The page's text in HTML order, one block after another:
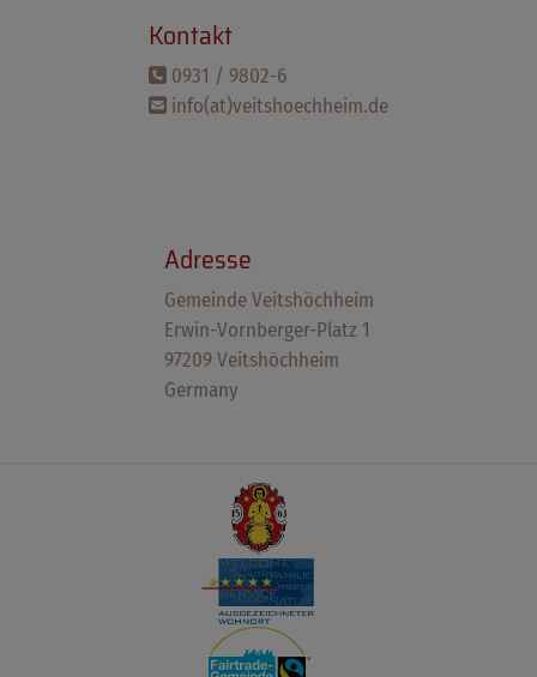
Kontakt
0931 / 9802-6
info(at)veitshoechheim.de
Adresse
Gemeinde Veitshöchheim
Erwin-Vornberger-Platz 1
97209 Veitshöchheim
Germany